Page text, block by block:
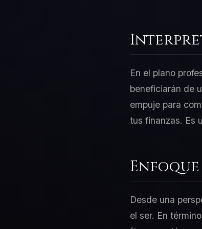
En el plano
beneficiarán de
empuje para
tus finanzas. Es
Desde una
el ser. En